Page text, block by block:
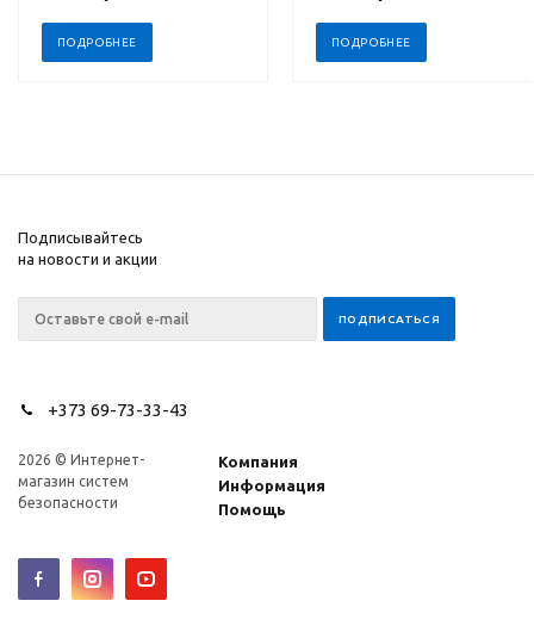
ПОДРОБНЕЕ ПОДРОБНЕЕ
Подписывайтесь
на новости и акции
+373 69-73-33-43
2026 © Интернет-
магазин систем
безопасности
Компания
Информация
Помощь